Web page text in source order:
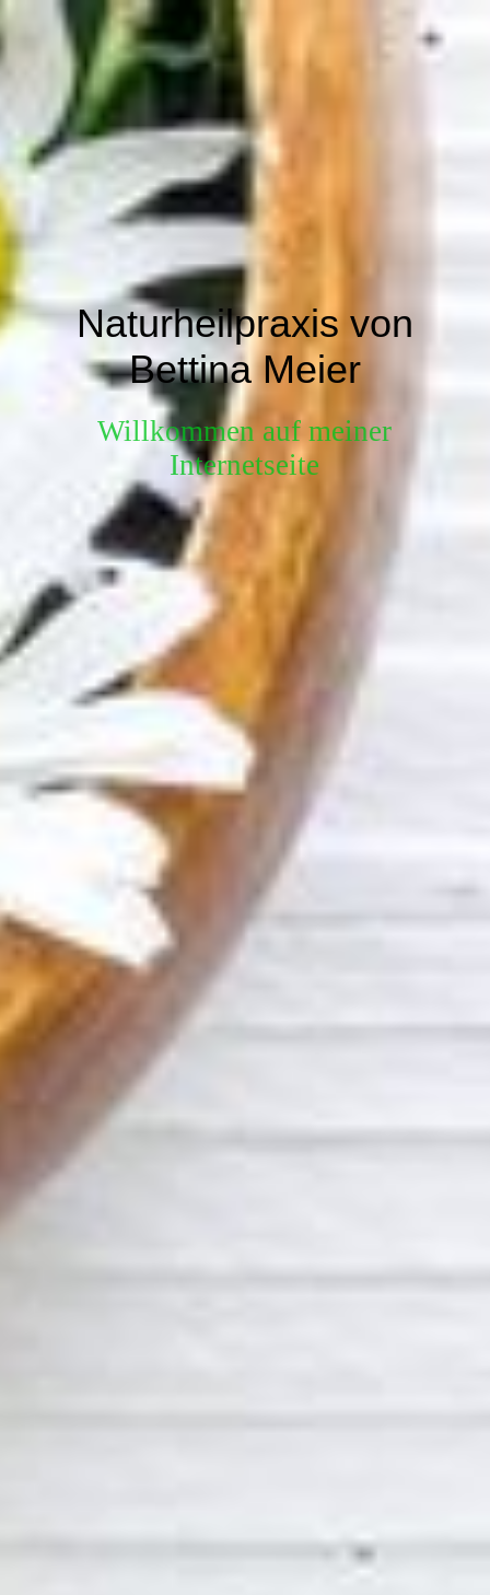
Naturheilpraxis von
Bettina Meier
Willkommen auf meiner
Internetseite